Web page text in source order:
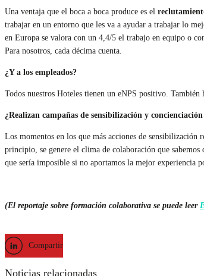
Una ventaja que el boca a boca produce es el
trabajar en un entorno que les va a ayudar a trabajar lo
en Europa se valora con un 4,4/5 el trabajo en equipo o
Para nosotros, cada décima cuenta.
¿Y a los empleados?
Todos nuestros Hoteles tienen un eNPS positivo.
¿Realizan campañas de sensibilización y
Los momentos en los que más acciones de sensibilización
principio, se genere el clima de colaboración que
que sería imposible si no aportamos la mejor experiencia
(El reportaje sobre formación colaborativa se puede leer
Compartir
Noticias relacionadas